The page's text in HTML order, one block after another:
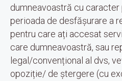
dumneavoastră cu
perioada de desfășurare a
pentru care ați accesat
care dumneavoastră, sau
legal/convențional al dvs,
opoziție/ de ștergere (cu